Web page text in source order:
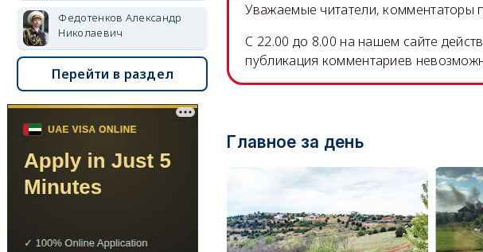
Уважаемые читатели, комментаторы
C 22.00 до 8.00 на нашем сайте
публикация комментариев
Главное за день
Федотенков Александр
Николаевич
Перейти в раздел